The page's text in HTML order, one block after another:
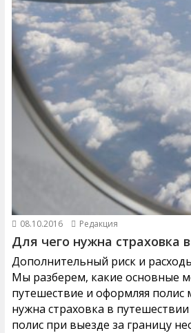
08.10.2016 Редакция
Для чего нужна страховка
Дополнительный риск и
Мы разберем, какие основные
путешествие и оформляя полис
нужна страховка в
полис при выезде за границу